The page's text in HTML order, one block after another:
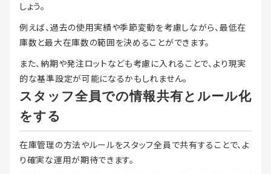
しょう。
例えば、過去の使用実績や季節変動を考慮しながら、最低在
庫数と最大在庫数の範囲を決めることができます。
また、納期や発注ロットなども考慮に入れることで、より現実
的な基準設定が可能になるかもしれません。
スタッフ全員での情報共有とルール化
をする
在庫管理の方法やルールをスタッフ全員で共有することで、よ
り確実な運用が期待できます。